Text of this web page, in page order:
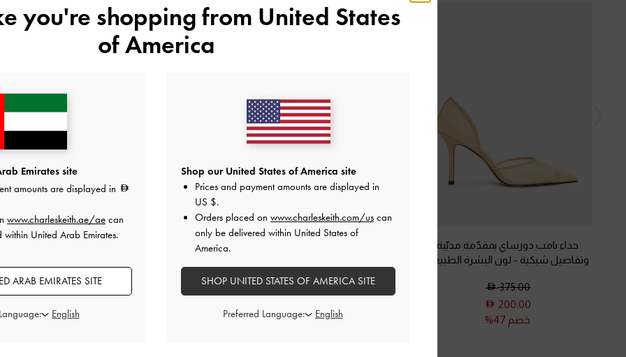
حذاء بامب دورساي بمقدّمة مدبّبة
وتفاصيل شبكية - لون البشرة الطبيعي
375.00
200.00
خصم 47%
450.00
خصم 50%
حذاء ميول بجلد لامع وكعب رفيع
you're shopping from United States
of America
Emirates site
amounts are displayed in
www.charleskeith.ae/ae can
United Arab Emirates.
ARAB EMIRATES SITE
Shop our United States of America site
Prices and payment amounts are displayed in
US $.
Orders placed on www.charleskeith.com/us can
only be delivered within United States of
America.
SHOP UNITED STATES OF AMERICA SITE
Preferred Language: